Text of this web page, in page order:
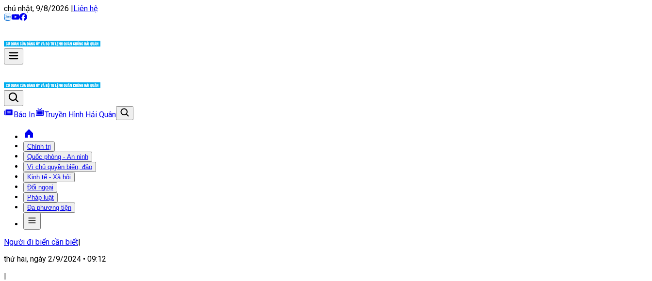
chủ nhật, 9/8/2026 |Liên hệ
Báo In Truyền Hình Hải Quân
Chính trị
Quốc phòng - An ninh
Vì chủ quyền biển, đảo
Kinh tế - Xã hội
Đối ngoại
Pháp luật
Đa phương tiện
Người đi biển cần biết|
thứ hai, ngày 2/9/2024 • 09:12
|